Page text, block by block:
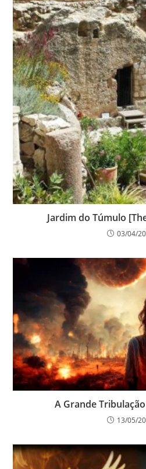
Jardim do Túmulo
03/04/
A Grande
13/05/